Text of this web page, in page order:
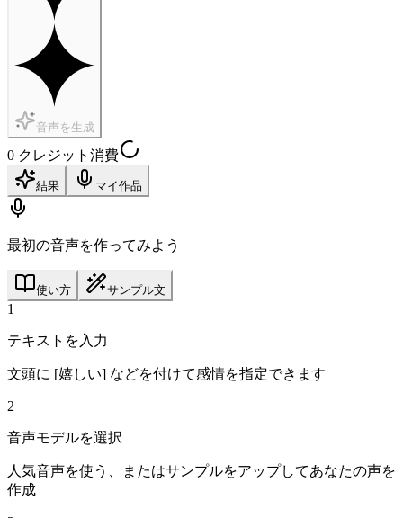
音声を生成
0 クレジット消費
結果 マイ作品
最初の音声を作ってみよう
使い方 サンプル文
1
テキストを入力
文頭に [嬉しい] などを付けて感情を指定できます
2
音声モデルを選択
人気音声を使う、またはサンプルをアップしてあなたの声を
作成